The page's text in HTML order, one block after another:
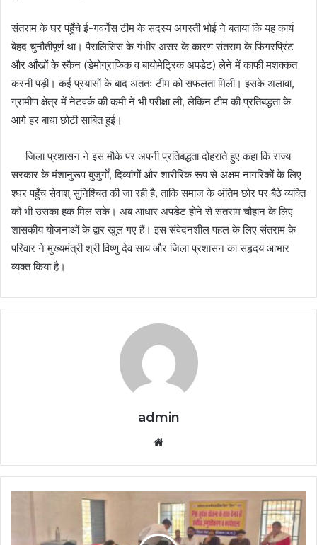
​संतराम के घर पहुँचे ई-गवर्नेंस टीम के सदस्य अगस्ती भोई ने बताया कि यह कार्य
बेहद चुनौतीपूर्ण था। पैरालिसिस के गंभीर असर के कारण संतराम के फिंगरप्रिंट
और आँखों के स्कैन (डेमोग्राफिक व बायोमेट्रिक अपडेट) लेने में काफी मशक्कत
करनी पड़ी। कई प्रयासों के बाद अंततः टीम को सफलता मिली। इसके अलावा,
ग्रामीण क्षेत्र में नेटवर्क की कमी ने भी परीक्षा ली, लेकिन टीम की प्रतिबद्धता के
आगे हर बाधा छोटी साबित हुई।
​ जिला प्रशासन ने इस मौके पर अपनी प्रतिबद्धता दोहराते हुए कहा कि राज्य
सरकार के मंशानुरूप बुजुर्गों, दिव्यांगों और शारीरिक रूप से अक्षम नागरिकों के लिए
श्घर पहुँच सेवाश् सुनिश्चित की जा रही है, ताकि समाज के अंतिम छोर पर बैठे व्यक्ति
को भी उसका हक मिल सके। ​अब आधार अपडेट होने से संतराम चौहान के लिए
शासकीय योजनाओं के द्वार खुल गए हैं। इस संवेदनशील पहल के लिए संतराम के
परिवार ने मुख्यमंत्री श्री विष्णु देव साय और जिला प्रशासन का सहृदय आभार
व्यक्त किया है।
admin